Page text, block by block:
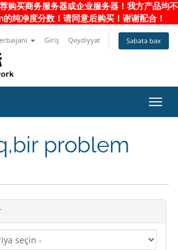
购买商务服务器或企业服务器！我方产品均不
纯净度分数！请同意后购买！谢谢配合！
Giriş Qeydiyyat Səbətə bax
keçid
problem